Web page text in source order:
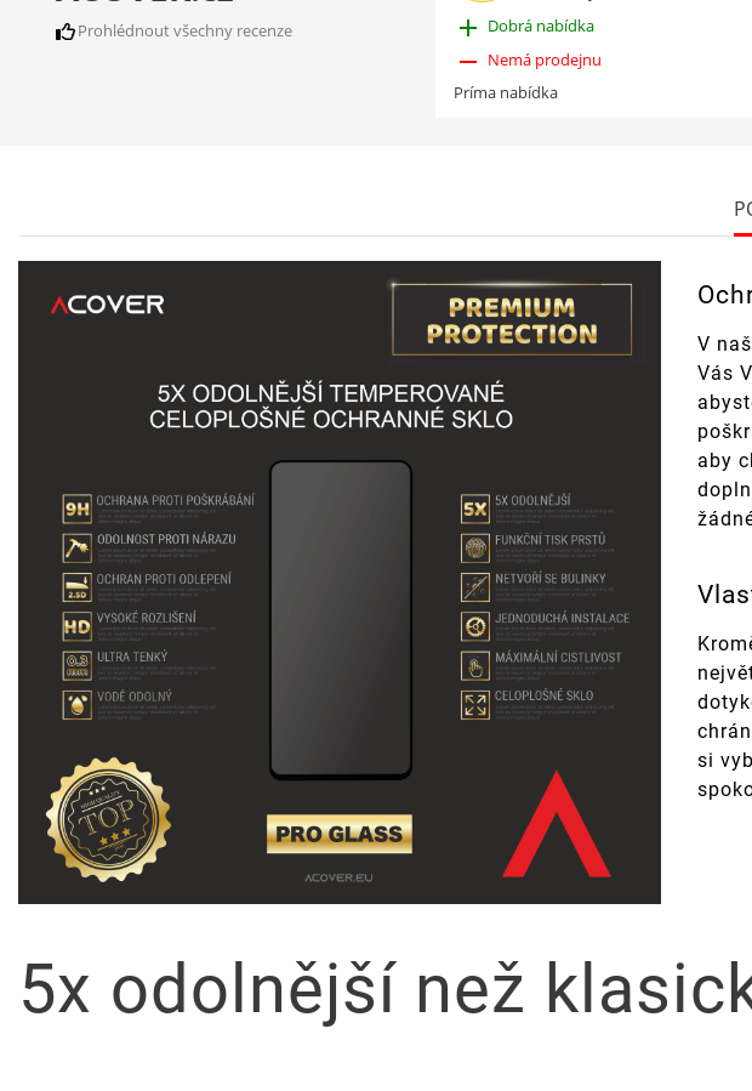
V
Vás
aby
si
5x odolnější než
Prohlédnout všechny recenze add Dobrá nabídka
remove Nemá prodejnu
Príma nabídka